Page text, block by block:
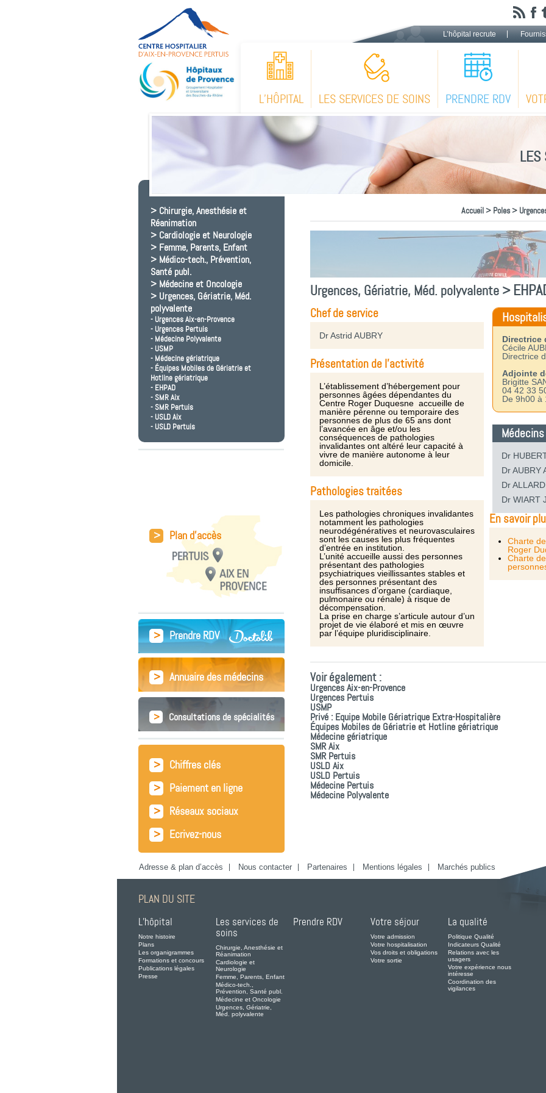
L’hôpital recrute
L’HÔPITAL LES SERVICES DE SOINS PRENDRE RDV
LES
Chirurgie, Anesthésie et
Réanimation
Cardiologie et Neurologie
Femme, Parents, Enfant
Médico-tech., Prévention,
Santé publ.
Médecine et Oncologie
Urgences, Gériatrie, Méd.
polyvalente
Urgences Aix-en-Provence
Urgences Pertuis
Médecine Polyvalente
USMP
Médecine gériatrique
Équipes Mobiles de Gériatrie et
Hotline gériatrique
EHPAD
SMR Aix
SMR Pertuis
USLD Aix
USLD Pertuis
> Plan d'accès
> Prendre RDV
> Annuaire des médecins
> Consultations de spécialités
>
Chiffres clés
>
Paiement en ligne
>
Réseaux sociaux
>
Ecrivez-nous
Accueil> Poles>
Urgences, Gériatrie, Méd. polyvalente >
Chef de service
Dr Astrid AUBRY
Présentation de l'activité
L’établissement d’hébergement pour
personnes âgées dépendantes du
Centre Roger Duquesne accueille de
manière pérenne ou temporaire des
personnes de plus de 65 ans dont
l’avancée en âge et/ou les
conséquences de pathologies
invalidantes ont altéré leur capacité à
vivre de manière autonome à leur
domicile.
Pathologies traitées
Les pathologies chroniques invalidantes
notamment les pathologies
neurodégénératives et neurovasculaires
sont les causes les plus fréquentes
d’entrée en institution.
L’unité accueille aussi des personnes
présentant des pathologies
psychiatriques vieillissantes stables et
des personnes présentant des
insuffisances d’organe (cardiaque,
pulmonaire ou rénale) à risque de
décompensation.
La prise en charge s’articule autour d’un
projet de vie élaboré et mis en œuvre
par l’équipe pluridisciplinaire.
Directrice
Cécile
Directrice
Adjointe
Brigitte
04 42 33
De 9h00 à
Médecins
Dr
Dr AUBRY
Dr
Dr WIART
En savoir
Charte
Roger
Charte
Voir également :
Urgences Aix-en-Provence
Urgences Pertuis
USMP
Privé : Equipe Mobile Gériatrique Extra-Hospitalière
Équipes Mobiles de Gériatrie et Hotline gériatrique
Médecine gériatrique
SMR Aix
SMR Pertuis
USLD Aix
USLD Pertuis
Médecine Pertuis
Médecine Polyvalente
Adresse & plan d’accès Nous contacter Partenaires Mentions légales Marchés publics
PLAN DU SITE
L’hôpital
Notre histoire
Plans
Les organigrammes
Formations et concours
Publications légales
Presse
Les services de
soins
Chirurgie, Anesthésie et
Réanimation
Cardiologie et
Neurologie
Femme, Parents, Enfant
Médico-tech.,
Prévention, Santé publ.
Médecine et Oncologie
Urgences, Gériatrie,
Méd. polyvalente
Prendre RDV Votre séjour
Votre admission
Votre hospitalisation
Vos droits et obligations
Votre sortie
La qualité
Politique Qualité
Indicateurs Qualité
Relations avec les
usagers
Votre expérience nous
intéresse
Coordination des
vigilances